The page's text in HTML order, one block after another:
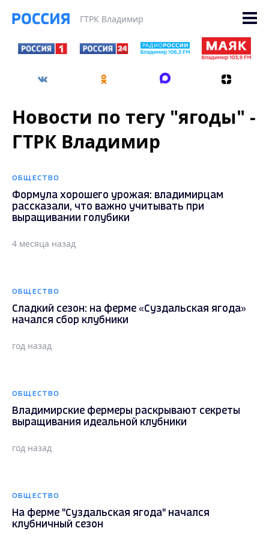
ГТРК Владимир
Новости по тегу "ягоды" -
ГТРК Владимир
ОБЩЕСТВО
Формула хорошего урожая: владимирцам
рассказали, что важно учитывать при
выращивании голубики
4 месяца назад
ОБЩЕСТВО
Сладкий сезон: на ферме «Суздальская ягода»
начался сбор клубники
год назад
ОБЩЕСТВО
Владимирские фермеры раскрывают секреты
выращивания идеальной клубники
год назад
ОБЩЕСТВО
На ферме "Суздальская ягода" начался
клубничный сезон